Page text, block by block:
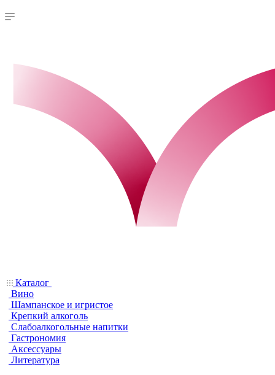
Каталог
Вино
Шампанское и игристое
Крепкий алкоголь
Слабоалкогольные напитки
Гастрономия
Аксессуары
Литература